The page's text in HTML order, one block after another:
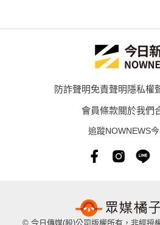
防詐聲明免責聲明隱私權
會員條款關於我們
追蹤NOWNEWS
© 今日傳媒(股)公司版權所有，非經授